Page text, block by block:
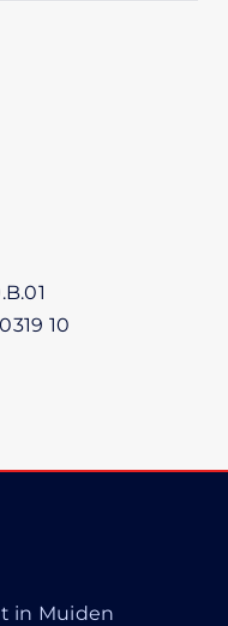
10
in Muiden